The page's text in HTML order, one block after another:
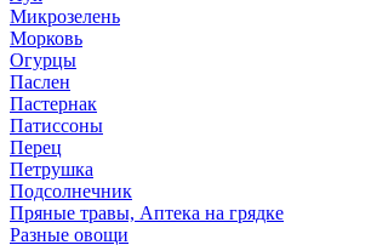
Микрозелень
Морковь
Огурцы
Паслен
Пастернак
Патиссоны
Перец
Петрушка
Подсолнечник
Пряные травы, Аптека на грядке
Разные овощи